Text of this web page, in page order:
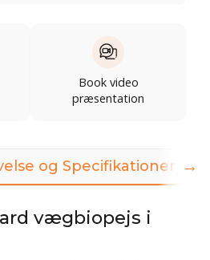
Book video
præsentation
og Specifikationer
vægbiopejs i
→